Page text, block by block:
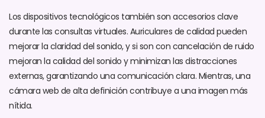
Los dispositivos tecnológicos también son accesorios clave
durante las consultas virtuales. Auriculares de calidad pueden
mejorar la claridad del sonido, y si son con cancelación de ruido
mejoran la calidad del sonido y minimizan las distracciones
externas, garantizando una comunicación clara. Mientras, una
cámara web de alta definición contribuye a una imagen más
nítida.